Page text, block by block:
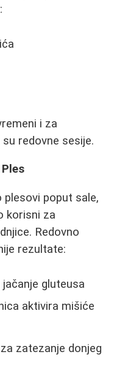
i za
redovne sesije.
poput sale,
korisni za
Redovno
rezultate:
gluteusa
aktivira mišiće
zatezanje donjeg